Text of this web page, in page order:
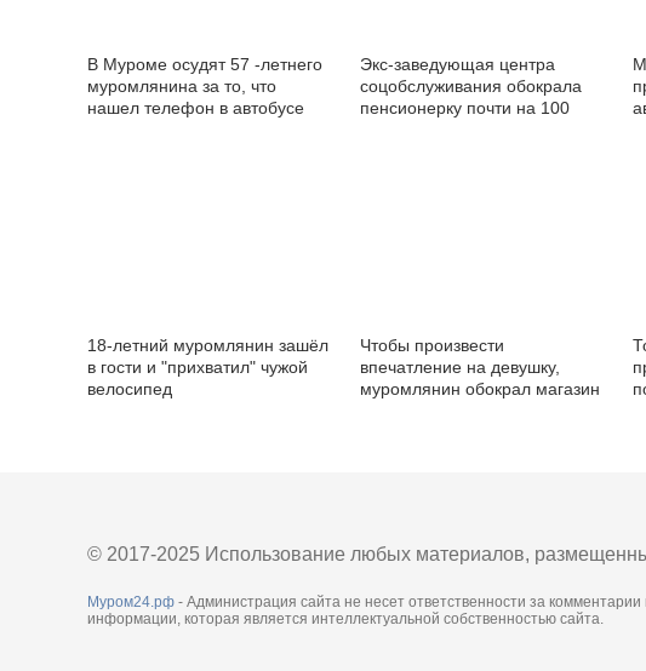
В Муроме осудят 57 -летнего
муромлянина за то, что
нашел телефон в автобусе
Экс-заведующая центра
соцобслуживания обокрала
пенсионерку почти на 100
18-летний муромлянин зашёл
в гости и "прихватил" чужой
велосипед
Чтобы произвести
впечатление на девушку,
муромлянин обокрал магазин
© 2017-2025 Использование любых материалов,
Муром24.рф - Администрация сайта не несет ответственности за комментарии
информации, которая является интеллектуальной собственностью сайта.